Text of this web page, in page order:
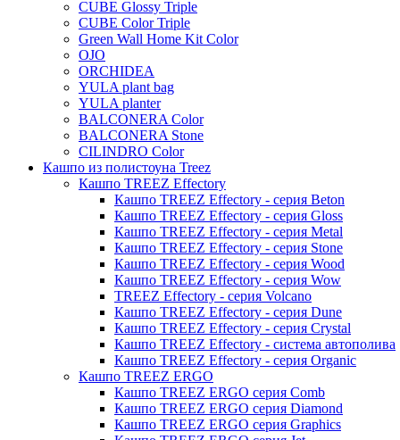
Karlijn
Mees
Thies
Moda
CUBE Glossy Triple
CUBE Color Triple
Green Wall Home Kit Color
OJO
ORCHIDEA
YULA plant bag
YULA planter
BALCONERA Color
BALCONERA Stone
CILINDRO Color
Кашпо из полистоуна Treez
Кашпо TREEZ Effectory
Кашпо TREEZ Effectory - серия Beton
Кашпо TREEZ Effectory - серия Gloss
Кашпо TREEZ Effectory - серия Metal
Кашпо TREEZ Effectory - серия Stone
Кашпо TREEZ Effectory - серия Wood
Кашпо TREEZ Effectory - серия Wow
TREEZ Effectory - серия Volcano
Кашпо TREEZ Effectory - серия Dune
Кашпо TREEZ Effectory - серия Crystal
Кашпо TREEZ Effectory - система автополива
Кашпо TREEZ Effectory - серия Organic
Кашпо TREEZ ERGO
Кашпо TREEZ ERGO серия Comb
Кашпо TREEZ ERGO серия Diamond
Кашпо TREEZ ERGO серия Graphics